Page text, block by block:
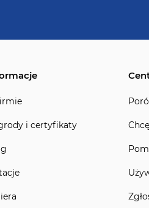
i certyfikaty